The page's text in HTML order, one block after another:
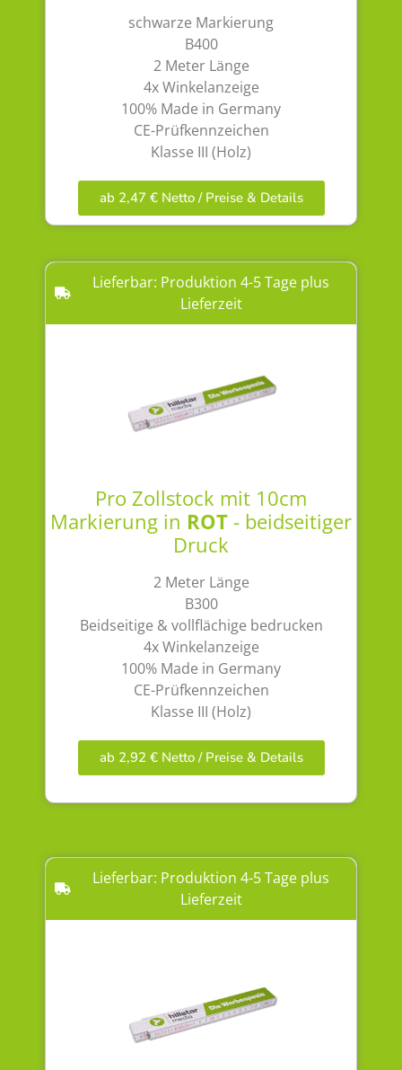
schwarze Markierung
B400
2 Meter Länge
4x Winkelanzeige
100% Made in Germany
CE-Prüfkennzeichen
Klasse III (Holz)
ab 2,47 € Netto / Preise & Details
Lieferbar: Produktion 4-5 Tage plus
Lieferzeit
Pro Zollstock mit 10cm
Markierung in ROT- beidseitiger
Druck
2 Meter Länge
B300
Beidseitige & vollflächige bedrucken
4x Winkelanzeige
100% Made in Germany
CE-Prüfkennzeichen
Klasse III (Holz)
ab 2,92 € Netto / Preise & Details
Lieferbar: Produktion 4-5 Tage plus
Lieferzeit